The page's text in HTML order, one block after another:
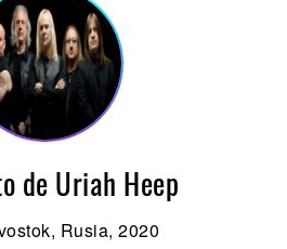
de Uriah Heep
Rusia, 2020